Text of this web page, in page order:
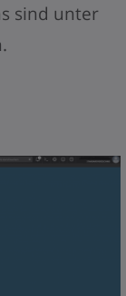
sind unter